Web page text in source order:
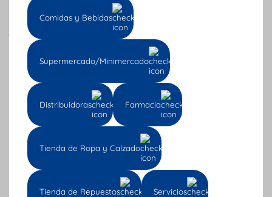
Comidas y Bebidas
Supermercado/Minimercado
Distribuidoras Farmacia
Tienda de Ropa y Calzado
Tienda de Repuestos Servicios